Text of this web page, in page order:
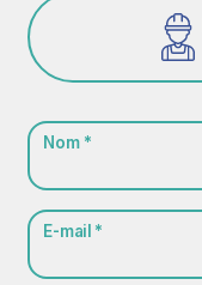
Nom *
E-mail *